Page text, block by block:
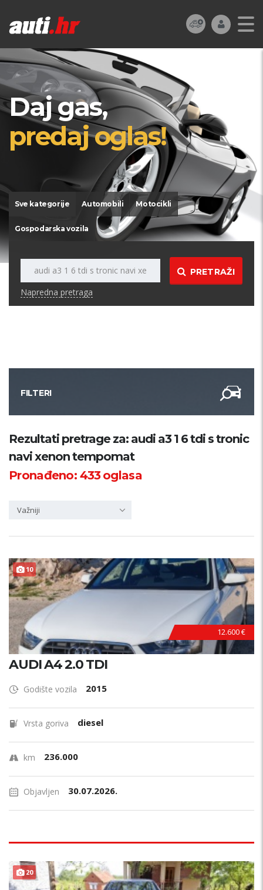
Daj gas,
predaj oglas!
Sve kategorije Automobili Motocikli
Gospodarska vozila
PRETRAŽI
Napredna pretraga
FILTERI
Kategorija
Županija
Rezultati pretrage za: audi a3 1 6 tdi s tronic
navi xenon tempomat
Pronađeno:433oglasa
Važniji
10
12.600 €
AUDI A4 2.0 TDI
Godište vozila 2015
Vrsta goriva diesel
km 236.000
Objavljen 30.07.2026.
20